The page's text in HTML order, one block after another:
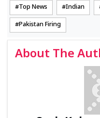
Top News Indian
Pakistan Firing
About The